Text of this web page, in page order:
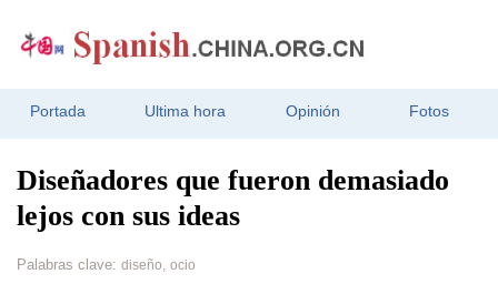
Portada Ultima hora Opinión Fotos
Diseñadores que fueron demasiado
lejos con sus ideas
Palabras clave: diseño, ocio